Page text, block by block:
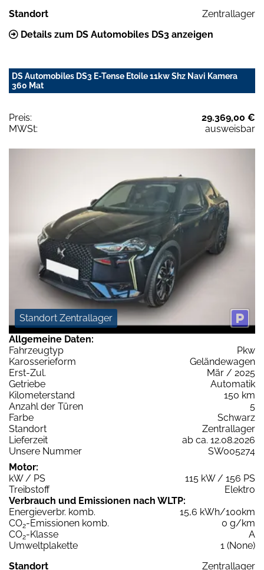
Standort
Zentrallager
Details zum DS Automobiles DS3 anzeigen
DS Automobiles DS3 E-Tense Etoile 11kw Shz Navi Kamera
360 Mat
Preis:
29.369,00 €
MWSt:
ausweisbar
Standort Zentrallager
Allgemeine Daten:
Fahrzeugtyp
Pkw
Karosserieform
Geländewagen
Erst-Zul.
Mär / 2025
Getriebe
Automatik
Kilometerstand
150 km
Anzahl der Türen
5
Farbe
Schwarz
Standort
Zentrallager
Lieferzeit
ab ca. 12.08.2026
Unsere Nummer
SW005274
Motor:
kW / PS
115 kW / 156 PS
Treibstoff
Elektro
Verbrauch und Emissionen nach WLTP:
Energieverbr. komb.
15,6 kWh/100km
CO2-Emissionen komb.
0 g/km
CO2-Klasse
A
Umweltplakette
1 (None)
Standort
Zentrallager